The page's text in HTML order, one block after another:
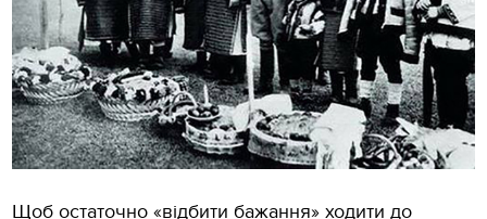
Щоб остаточно «відбити бажання» ходити до